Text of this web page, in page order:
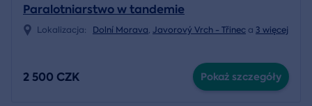
Paralotniarstwo w tandemie
Lokalizacja: Dolní Morava, Javorový Vrch - Třinec a 3 więcej
2 500 CZK Pokaż szczegóły